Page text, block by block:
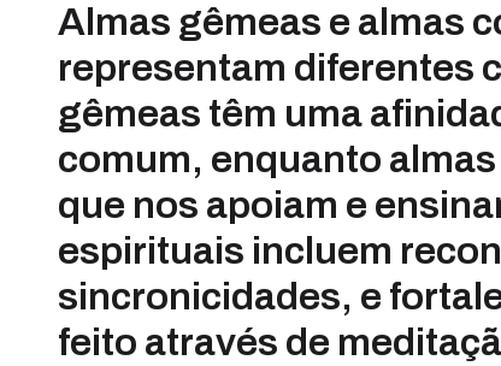
Almas gêmeas e almas
representam diferentes
gêmeas têm uma
comum, enquanto
que nos apoiam e
espirituais incluem
sincronicidades, e
feito através de